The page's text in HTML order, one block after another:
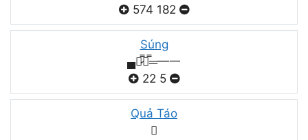
574 182
Súng
▄︻̷̿┻̿═━一
22 5
Quả Táo
